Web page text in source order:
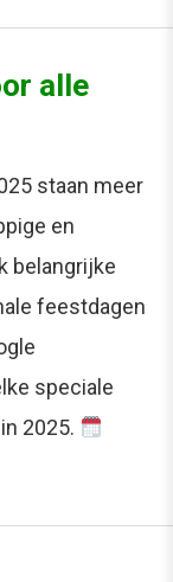
alle
staan meer
en
belangrijke
feestdagen
speciale
2025.